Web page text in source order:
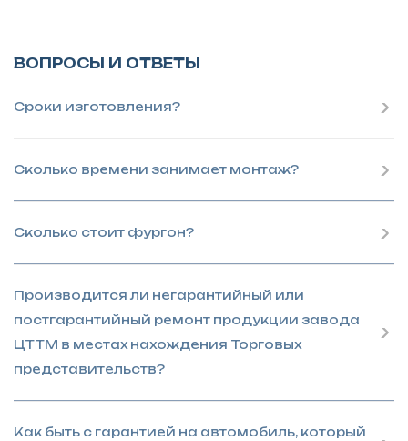
ВОПРОСЫ И ОТВЕТЫ
Сроки изготовления?
Сколько времени занимает монтаж?
Сколько стоит фургон?
Производится ли негарантийный или
постгарантийный ремонт продукции завода
ЦТТМ в местах нахождения Торговых
представительств?
Как быть с гарантией на автомобиль, который